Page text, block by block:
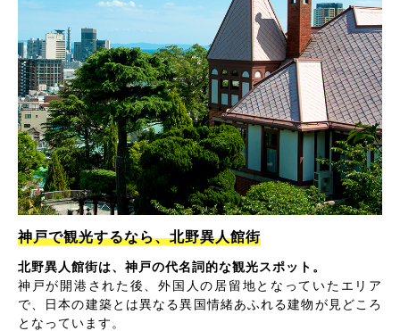
神戸で観光するなら、北野異人館街
北野異人館街は、神戸の代名詞的な観光スポット。
神戸が開港された後、外国人の居留地となっていたエリア
で、日本の建築とは異なる異国情緒あふれる建物が見どころ
となっています。